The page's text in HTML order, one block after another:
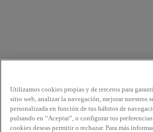
Utilizamos cookies propias y de terceros para
sitio web, analizar la navegación, mejorar nuestros
personalizada en función de tus hábitos de
pulsando en “Aceptar”, o configurar tus
cookies deseas permitir o rechazar. Para más